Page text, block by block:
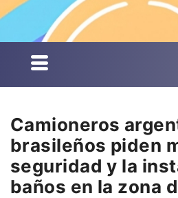
Camioneros
brasileños piden
seguridad y la
baños en la zona